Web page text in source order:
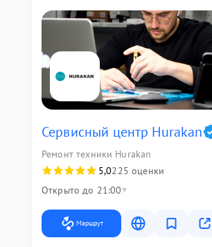
Сервисный центр Hurakan
Ремонт техники Hurakan
5,0225 оценки
Открыто до 21:00
Маршрут